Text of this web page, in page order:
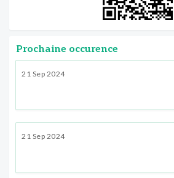
Prochaine occurence
21 Sep 2024
21 Sep 2024